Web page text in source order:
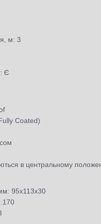
м: 3
Є
Coated)
в центральному
95x113x30